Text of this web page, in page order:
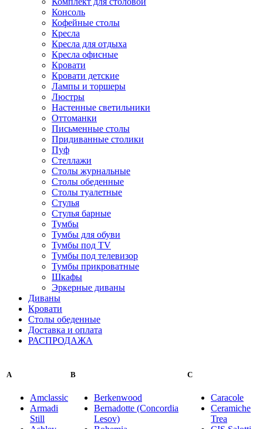
Консоль
Кофейные столы
Кресла
Кресла для отдыха
Кресла офисные
Кровати
Кровати детские
Лампы и торшеры
Люстры
Настенные светильники
Оттоманки
Письменные столы
Придиванные столики
Пуф
Стеллажи
Столы журнальные
Столы обеденные
Столы туалетные
Стулья
Стулья барные
Тумбы
Тумбы для обуви
Тумбы под TV
Тумбы под телевизор
Тумбы прикроватные
Шкафы
Эркерные диваны
Диваны
Кровати
Столы обеденные
Доставка и оплата
РАСПРОДАЖА
A
Amclassic
Armadi
Still
B
Berkenwood
Bernadotte (Concordia
Lesov)
C
Caracole
Ceramiche
Trea